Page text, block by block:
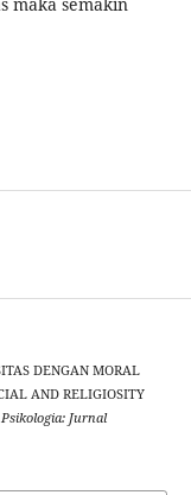
DENGAN MORAL
AND RELIGIOSITY
Psikologia: Jurnal